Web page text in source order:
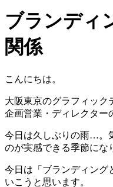
ブランディ
関係
こんにちは。
大阪東京のグラフィック
企画営業・ディレクター
今日は久しぶりの雨…。
のが実感できる季節にな
今日は「ブランディング
いこうと思います。